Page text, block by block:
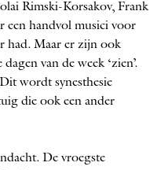
Rimski-­Korsakov, Frank
een handvol musici voor
had. Maar er zijn ook
van de week ‘zien’.
wordt synesthesie
die ook een ander
De vroegste